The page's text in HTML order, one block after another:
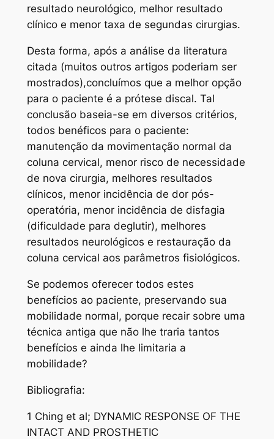
resultado neurológico, melhor resultado
clínico e menor taxa de segundas cirurgias.
Desta forma, após a análise da literatura
citada (muitos outros artigos poderiam ser
mostrados),concluímos que a melhor opção
para o paciente é a prótese discal. Tal
conclusão baseia-se em diversos critérios,
todos benéficos para o paciente:
manutenção da movimentação normal da
coluna cervical, menor risco de necessidade
de nova cirurgia, melhores resultados
clínicos, menor incidência de dor pós-
operatória, menor incidência de disfagia
(dificuldade para deglutir), melhores
resultados neurológicos e restauração da
coluna cervical aos parâmetros fisiológicos.
Se podemos oferecer todos estes
benefícios ao paciente, preservando sua
mobilidade normal, porque recair sobre uma
técnica antiga que não lhe traria tantos
benefícios e ainda lhe limitaria a
mobilidade?
Bibliografia:
1 Ching et al; DYNAMIC RESPONSE OF THE
INTACT AND PROSTHETIC